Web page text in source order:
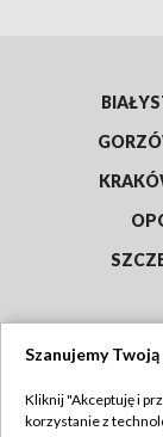
Szanujemy
Kliknij "Akceptuję i
korzystanie z